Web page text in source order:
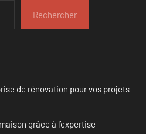
Rechercher
de rénovation pour vos projets
grâce à l’expertise